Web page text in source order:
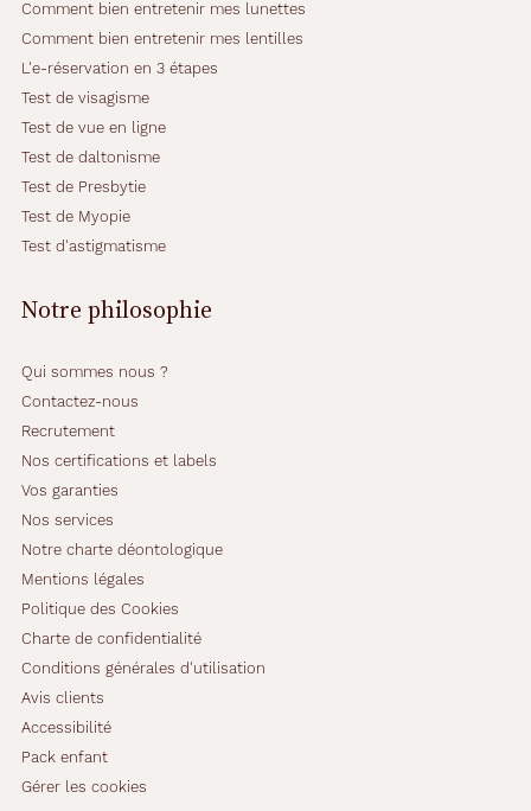
q
u
ê
t
e
T
Ê
S
t
e
u
r
m
n
t
u
r
d
e
f
o
m
e
Comment bien entretenir mes lunettes
Comment bien entretenir mes lentilles
L'e-réservation en 3 étapes
Test de visagisme
Test de vue en ligne
Test de daltonisme
Test de Presbytie
Test de Myopie
Test d'astigmatisme
Notre philosophie
Qui sommes nous ?
Contactez-nous
Recrutement
Nos certifications et labels
Vos garanties
Nos services
Notre charte déontologique
Mentions légales
Politique des Cookies
Charte de confidentialité
Conditions générales d'utilisation
Avis clients
Accessibilité
Pack enfant
Gérer les cookies